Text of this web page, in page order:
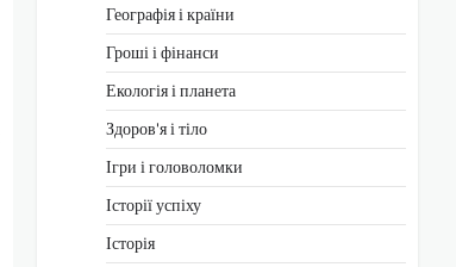
Географія і країни
Гроші і фінанси
Екологія і планета
Здоров'я і тіло
Ігри і головоломки
Історії успіху
Історія